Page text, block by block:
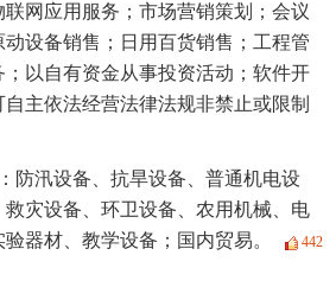
网应用服务；市场营销策划；会议
设备销售；日用百货销售；工程管
以自有资金从事投资活动；软件开
主依法经营法律法规非禁止或限制
防汛设备、抗旱设备、普通机电设
灾设备、环卫设备、农用机械、电
器材、教学设备；国内贸易。
442